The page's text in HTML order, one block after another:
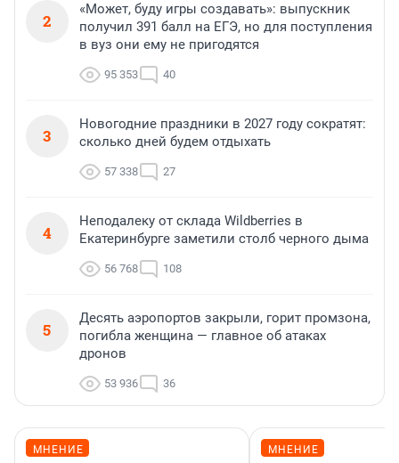
2
«Может, буду игры создавать»: выпускник
получил 391 балл на ЕГЭ, но для поступления
в вуз они ему не пригодятся
95 353 40
3
Новогодние праздники в 2027 году сократят:
сколько дней будем отдыхать
57 338 27
4
Неподалеку от склада Wildberries в
Екатеринбурге заметили столб черного дыма
56 768 108
5
Десять аэропортов закрыли, горит промзона,
погибла женщина — главное об атаках
дронов
53 936 36
МНЕНИЕ МНЕНИЕ